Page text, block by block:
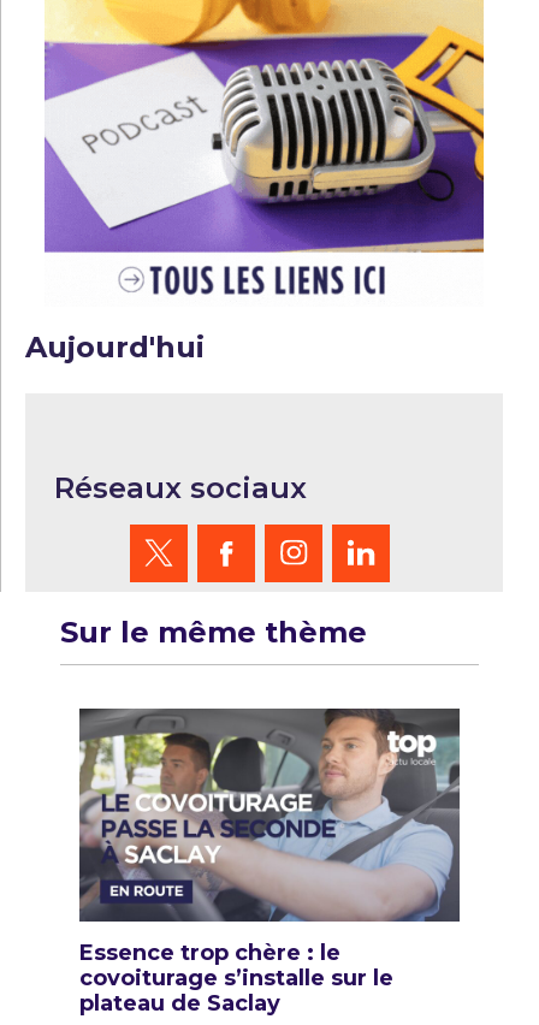
Aujourd'hui
Réseaux sociaux
Sur le même thème
Essence trop chère : le
covoiturage s’installe sur le
plateau de Saclay